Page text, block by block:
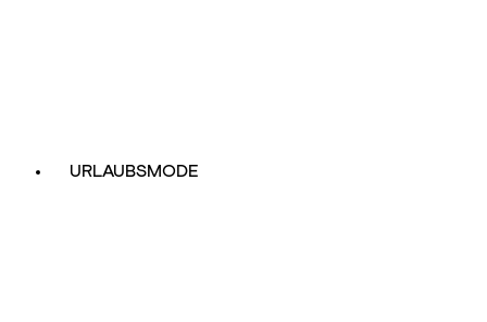
URLAUBSMODE